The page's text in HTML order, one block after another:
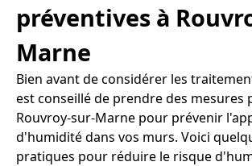
préventives à
Marne
Bien avant de considérer les
est conseillé de prendre des mesures
Rouvroy-sur-Marne pour prévenir
d'humidité dans vos murs. Voici
pratiques pour réduire le risque